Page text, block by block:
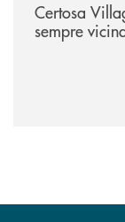
Certosa
sempre